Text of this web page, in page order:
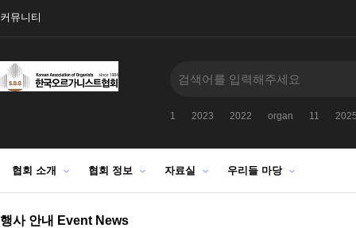
커뮤니티
1 2023 2022 organ 11
협회 소개 협회 정보 자료실 우리들 마당
행사 안내 Event News